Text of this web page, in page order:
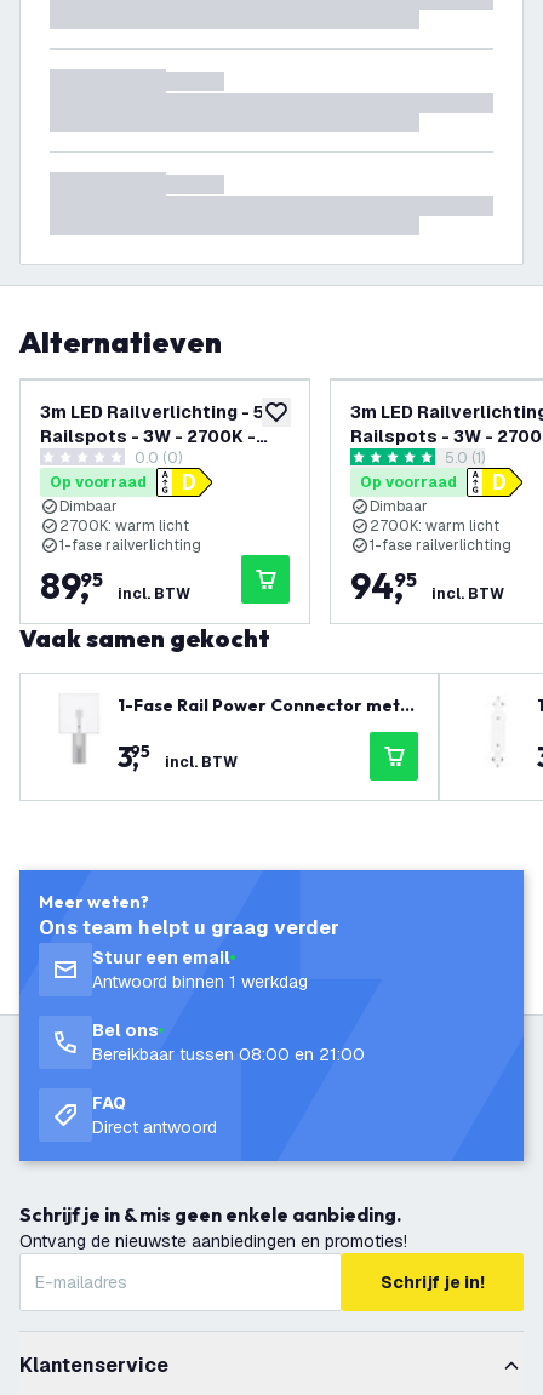
Alternatieven
toevoegen aan verlanglijst
3m LED Railverlichting - 5
Railspots - 3W - 2700K -
Dimbaar - 1-Fase
Railsysteem - Wit
0 score sterren0.0 (0)
Op voorraad
Dimbaar
2700K: warm licht
1-fase railverlichting
89,
95
incl. BTW
3m LED
Railspots - 3W -
Dimbaar - 1-Fase
Railsysteem - Zwart
reviews
5 score sterren5.0 (1)
Op voorraad
Dimbaar
2700K: warm licht
1-fase railverlichting
94,
95
incl. BTW
Vaak samen gekocht
1-Fase Rail Power Connector met A
3,
95 incl. BTW
Meer weten?
Ons team helpt u graag verder
Stuur een email
Antwoord binnen 1 werkdag
Bel ons
Bereikbaar tussen 08:00 en 21:00
FAQ
Direct antwoord
Schrijf je in & mis geen enkele aanbieding.
Ontvang de nieuwste aanbiedingen en promoties!
Schrijf je in!
Klantenservice